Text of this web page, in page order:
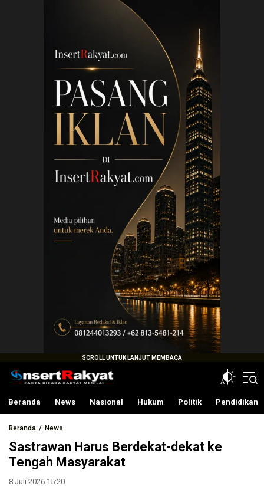
InsertRakyat.com
Fakta Bicara Rakyat Menilai
Beranda News Nasional Hukum Politik Pendidikan
Beranda News
Sastrawan Harus Berdekat-dekat ke
Tengah Masyarakat
8 Juli 2026 15:20